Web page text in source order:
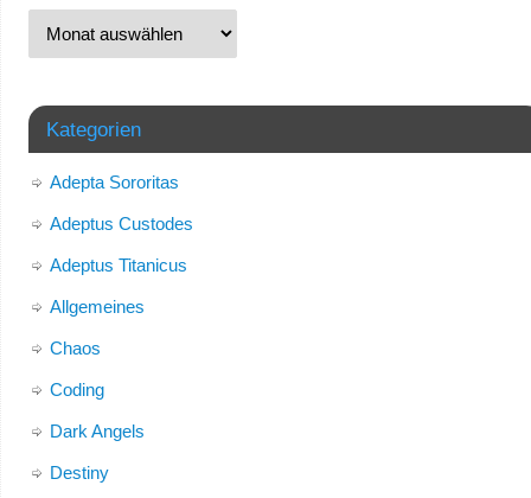
Kategorien
Adepta Sororitas
Adeptus Custodes
Adeptus Titanicus
Allgemeines
Chaos
Coding
Dark Angels
Destiny